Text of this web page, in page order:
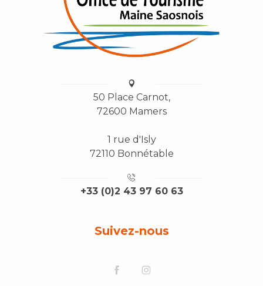
50 Place Carnot,
72600 Mamers
1 rue d'Isly
72110 Bonnétable
+33 (0)2 43 97 60 63
Suivez-nous